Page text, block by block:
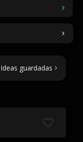
Ideas guardadas